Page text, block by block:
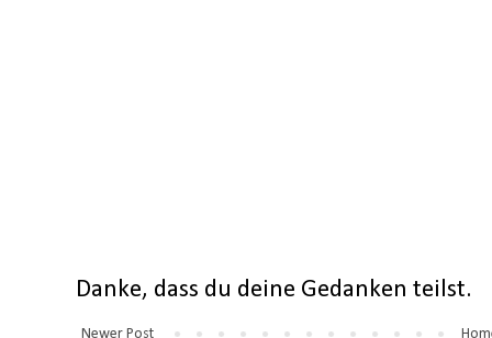
Danke, dass du deine Gedanken teilst.
Newer Post